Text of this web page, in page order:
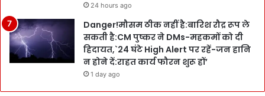
24 hours ago
Danger!मौसम ठीक नहीं है:बारिश रौद्र रूप ले
सकती है:CM पुष्कर ने DMs-महकमों को दी
हिदायत,`24 घंटे High Alert पर रहें-जन हानि
न होने दें:राहत कार्य फौरन शुरू हों’
1 day ago